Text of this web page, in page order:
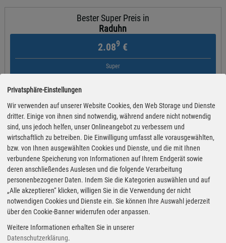
Bester Super Preis in
Raduhn
2.089 €
Super
Banzkower Straße 68
19086 Plate
Super Preise in Raduhn
Bester Super E10 Preis in
Raduhn
2.029€
Super E10
OIL! (Automatenstation)
19086 Plate
Privatsphäre-Einstellungen
Wir verwenden auf unserer Website Cookies, den Web Storage und Dienste
dritter. Einige von ihnen sind notwendig, während andere nicht notwendig
sind, uns jedoch helfen, unser Onlineangebot zu verbessern und
wirtschaftlich zu betreiben. Die Einwilligung umfasst alle vorausgewählten,
bzw. von Ihnen ausgewählten Cookies und Dienste, und die mit Ihnen
verbundene Speicherung von Informationen auf Ihrem Endgerät sowie
deren anschließendes Auslesen und die folgende Verarbeitung
personenbezogener Daten. Indem Sie die Kategorien auswählen und auf
„Alle akzeptieren“ klicken, willigen Sie in die Verwendung der nicht
notwendigen Cookies und Dienste ein. Sie können Ihre Auswahl jederzeit
über den Cookie-Banner widerrufen oder anpassen.
Weitere Informationen erhalten Sie in unserer
Datenschutzerklärung.